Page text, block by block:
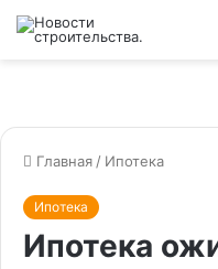
Главная / Ипотека
Ипотека
Ипотека